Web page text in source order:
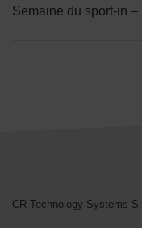
Semaine du sport-in –
CR Technology Systems